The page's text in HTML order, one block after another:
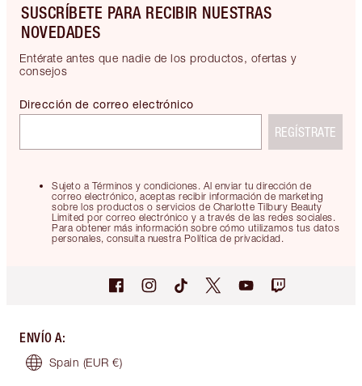
SUSCRÍBETE PARA RECIBIR NUESTRAS
NOVEDADES
Entérate antes que nadie de los productos, ofertas y
consejos
Sujeto a Términos y condiciones. Al enviar tu dirección de
correo electrónico, aceptas recibir información de marketing
sobre los productos o servicios de Charlotte Tilbury Beauty
Limited por correo electrónico y a través de las redes sociales.
Para obtener más información sobre cómo utilizamos tus datos
personales, consulta nuestra Política de privacidad.
Dirección de correo electrónico
REGÍSTRATE
ENVÍO A:
Spain (EUR €)